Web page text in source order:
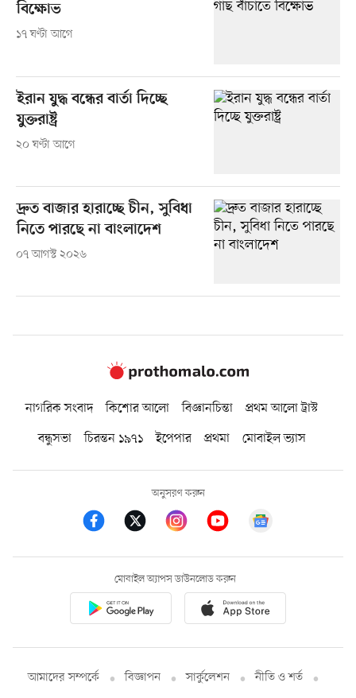
বিক্ষোভ
১৭ ঘণ্টা আগে
ইরান যুদ্ধ বন্ধের বার্তা দিচ্ছে
যুক্তরাষ্ট্র
২০ ঘণ্টা আগে
দ্রুত বাজার হারাচ্ছে চীন, সুবিধা
নিতে পারছে না বাংলাদেশ
০৭ আগস্ট ২০২৬
নাগরিক সংবাদ কিশোর আলো বিজ্ঞানচিন্তা
প্রথম আলো ট্রাস্ট
বন্ধুসভা
চিরন্তন ১৯৭১ ইপেপার প্রথমা মোবাইল ভ্যাস
অনুসরণ করুন
মোবাইল অ্যাপস ডাউনলোড করুন
আমাদের সম্পর্কে বিজ্ঞাপন সার্কুলেশন নীতি ও শর্ত